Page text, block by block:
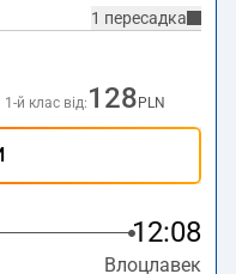
1 пересадка
1-й клас від: 128 PLN
12:08
Влоцлавек